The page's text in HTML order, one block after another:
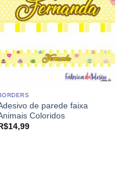
de parede faixa
Coloridos
R$14,99